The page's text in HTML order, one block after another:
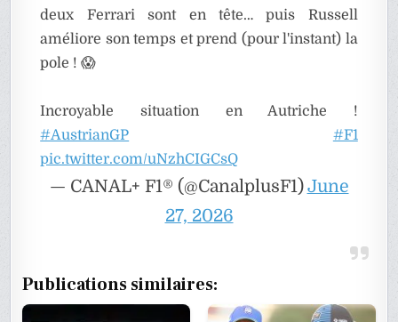
deux Ferrari sont en tête… puis Russell
améliore son temps et prend (pour l'instant) la
pole ! 😱
Incroyable situation en Autriche !
#AustrianGP
#F1
pic.twitter.com/uNzhCIGCsQ
— CANAL+ F1® (@CanalplusF1)June
27, 2026
Publications similaires: